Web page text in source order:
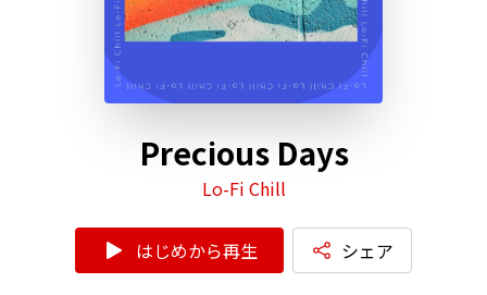
Precious Days
Lo-Fi Chill
はじめから再生 シェア